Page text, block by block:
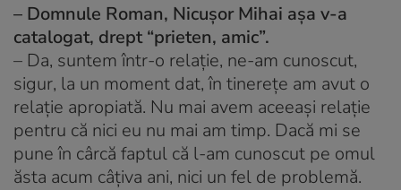
– Domnule Roman, Nicușor Mihai așa v-a
catalogat, drept “prieten, amic”.
– Da, suntem într-o relație, ne-am cunoscut,
sigur, la un moment dat, în tinerețe am avut o
relație apropiată. Nu mai avem aceeași relație
pentru că nici eu nu mai am timp. Dacă mi se
pune în cârcă faptul că l-am cunoscut pe omul
ăsta acum câțiva ani, nici un fel de problemă.